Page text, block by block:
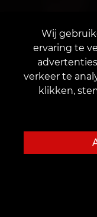
Wij
ervaring te
verkeer te
klikken,